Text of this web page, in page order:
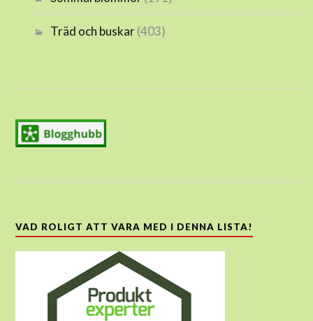
Träd och buskar(403)
VAD ROLIGT ATT VARA MED I DENNA LISTA!